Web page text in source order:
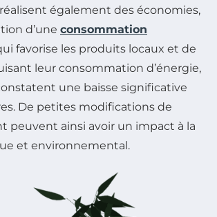
également des économies,
d’une consommation
favorise les produits locaux et de
leur consommation d’énergie,
une baisse significative
De petites modifications de
peuvent ainsi avoir un impact à la
et environnemental.